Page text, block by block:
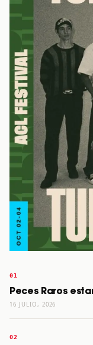
Peces Raros
16 JULIO, 2026